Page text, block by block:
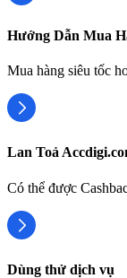
Hướng Dẫn Mua
Mua hàng siêu tốc
Lan Toả
Có thể được
Dùng thử dịch vụ